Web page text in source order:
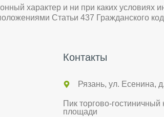
характер и ни при каких условиях
Статьи 437 Гражданского
Контакты
Рязань, ул. Есенина,
Пик торгово-
площади